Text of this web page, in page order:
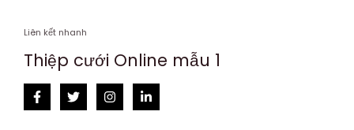
Liên kết nhanh
Thiệp cưới Online mẫu 1